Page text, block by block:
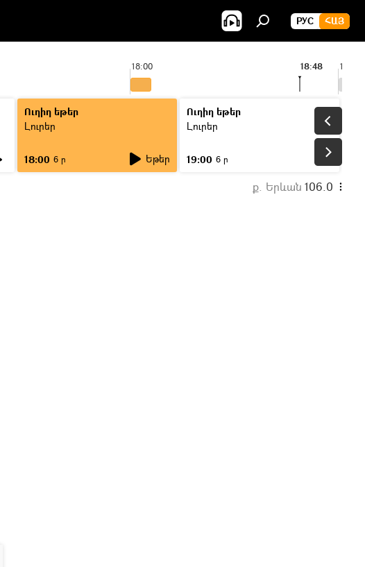
РУС ՀԱՅ
18:00 19:00
18:48
Ուղիղ եթեր
Լուրեր
18:00 6 ր Եթեր
Ուղիղ եթեր
Լուրեր
19:00 6 ր
ք. Երևան 106.0